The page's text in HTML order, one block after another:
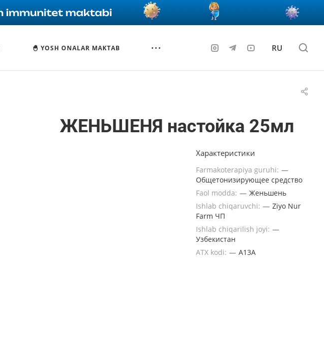
🐣 YOSH ONALAR MAKTAB RU
ЖЕНЬШЕНЯ настойка 25мл
Характеристики
Farmakoterapiya guruhi: —
Общетонизирующее средство
Faol modda: — Женьшень
Ishlab chiqaruvchi: — Ziyo Nur
Farm ЧП
Ishlab chiqarilish joyi: —
Узбекистан
ATX kodi: — A13A